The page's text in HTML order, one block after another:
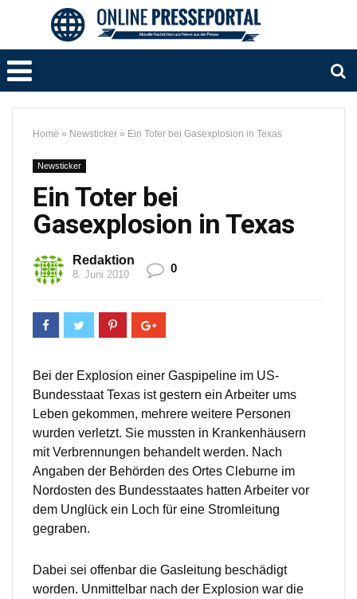
Home » Newsticker » Ein Toter bei Gasexplosion in Texas
Newsticker
Ein Toter bei
Gasexplosion in Texas
Redaktion
8. Juni 2010 0
Bei der Explosion einer Gaspipeline im US-
Bundesstaat Texas ist gestern ein Arbeiter ums
Leben gekommen, mehrere weitere Personen
wurden verletzt. Sie mussten in Krankenhäusern
mit Verbrennungen behandelt werden. Nach
Angaben der Behörden des Ortes Cleburne im
Nordosten des Bundesstaates hatten Arbeiter vor
dem Unglück ein Loch für eine Stromleitung
gegraben.
Dabei sei offenbar die Gasleitung beschädigt
worden. Unmittelbar nach der Explosion war die